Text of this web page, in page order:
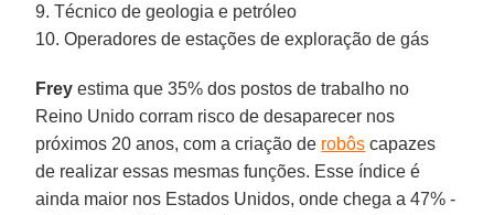
9. Técnico de geologia e petróleo
10. Operadores de estações de exploração de gás
Frey estima que 35% dos postos de trabalho no
Reino Unido corram risco de desaparecer nos
próximos 20 anos, com a criação de robôs capazes
de realizar essas mesmas funções. Esse índice é
ainda maior nos Estados Unidos, onde chega a 47% -